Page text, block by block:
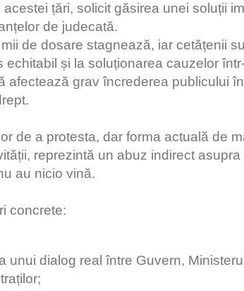
țări, solicit găsirea unei soluții
de judecată.
de dosare stagnează, iar cetățenii
echitabil și la soluționarea cauzelor
afectează grav încrederea publicului
de a protesta, dar forma actuală de
reprezintă un abuz indirect asupra
au nicio vină.
concrete:
unui dialog real între Guvern,